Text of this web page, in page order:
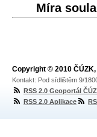
Míra
Copyright © 2010
Kontakt: Pod sídlištěm 9/
RSS 2.0 Geoportál
RSS 2.0 Aplikace